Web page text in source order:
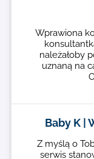
Wprawiona
należałoby
uznaną na
Baby K |
Z myślą o
serwis